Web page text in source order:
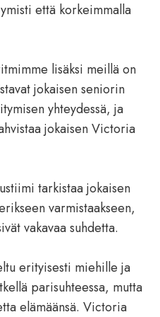
että korkeimmalla
lisäksi meillä on
jokaisen seniorin
yhteydessä, ja
jokaisen Victoria
tarkistaa jokaisen
varmistaakseen,
vakavaa suhdetta.
erityisesti miehille ja
parisuhteessa, mutta
elämäänsä. Victoria